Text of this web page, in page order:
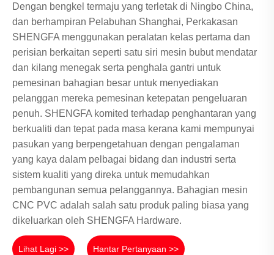
Dengan bengkel termaju yang terletak di Ningbo China,
dan berhampiran Pelabuhan Shanghai, Perkakasan
SHENGFA menggunakan peralatan kelas pertama dan
perisian berkaitan seperti satu siri mesin bubut mendatar
dan kilang menegak serta penghala gantri untuk
pemesinan bahagian besar untuk menyediakan
pelanggan mereka pemesinan ketepatan pengeluaran
penuh. SHENGFA komited terhadap penghantaran yang
berkualiti dan tepat pada masa kerana kami mempunyai
pasukan yang berpengetahuan dengan pengalaman
yang kaya dalam pelbagai bidang dan industri serta
sistem kualiti yang direka untuk memudahkan
pembangunan semua pelanggannya. Bahagian mesin
CNC PVC adalah salah satu produk paling biasa yang
dikeluarkan oleh SHENGFA Hardware.
Lihat Lagi >> Hantar Pertanyaan >>